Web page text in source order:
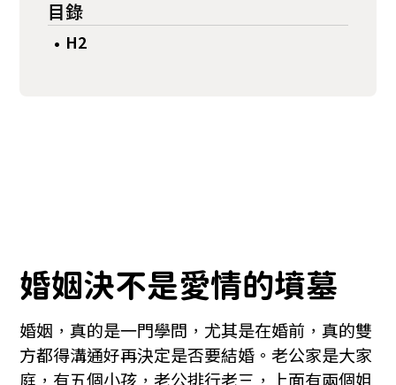
目錄
• H2
婚姻決不是愛情的墳墓
婚姻，真的是一門學問，尤其是在婚前，真的雙
方都得溝通好再決定是否要結婚。老公家是大家
庭，有五個小孩，老公排行老三，上面有兩個姐